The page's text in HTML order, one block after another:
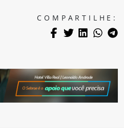
COMPARTILHE: